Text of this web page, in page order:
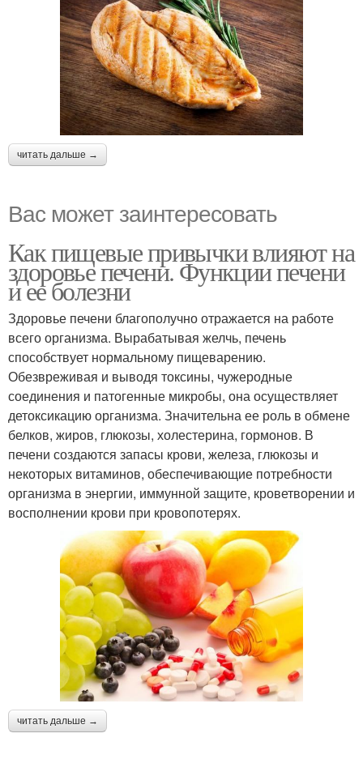
читать дальше →
Вас может заинтересовать
Как пищевые привычки влияют на
здоровье печени. Функции печени
и ее болезни
Здоровье печени благополучно отражается на работе
всего организма. Вырабатывая желчь, печень
способствует нормальному пищеварению.
Обезвреживая и выводя токсины, чужеродные
соединения и патогенные микробы, она осуществляет
детоксикацию организма. Значительна ее роль в обмене
белков, жиров, глюкозы, холестерина, гормонов. В
печени создаются запасы крови, железа, глюкозы и
некоторых витаминов, обеспечивающие потребности
организма в энергии, иммунной защите, кроветворении и
восполнении крови при кровопотерях.
читать дальше →